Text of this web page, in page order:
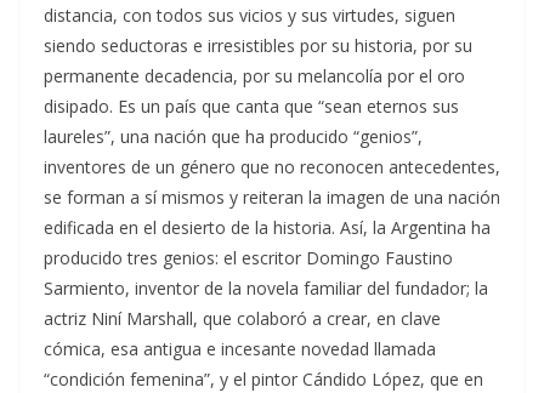
distancia, con todos sus vicios y sus virtudes, siguen
siendo seductoras e irresistibles por su historia, por su
permanente decadencia, por su melancolía por el oro
disipado. Es un país que canta que “sean eternos sus
laureles”, una nación que ha producido “genios”,
inventores de un género que no reconocen antecedentes,
se forman a sí mismos y reiteran la imagen de una nación
edificada en el desierto de la historia. Así, la Argentina ha
producido tres genios: el escritor Domingo Faustino
Sarmiento, inventor de la novela familiar del fundador; la
actriz Niní Marshall, que colaboró a crear, en clave
cómica, esa antigua e incesante novedad llamada
“condición femenina”, y el pintor Cándido López, que en